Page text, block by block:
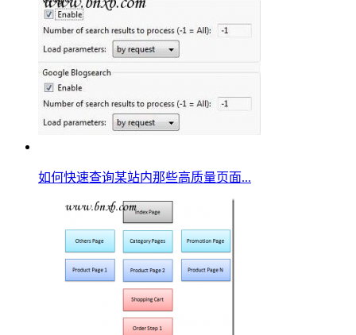
如何快速查询某站内那些高质量页面...